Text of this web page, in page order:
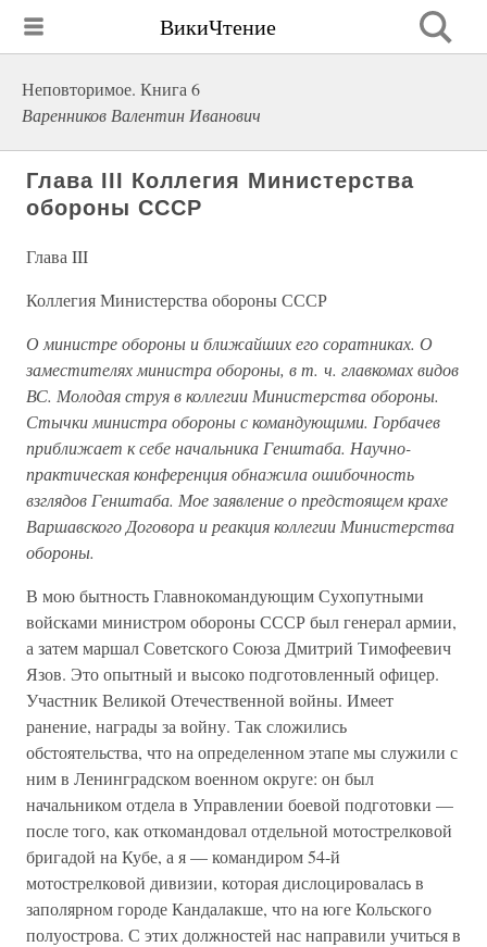
ВикиЧтение
Неповторимое. Книга 6
Варенников Валентин Иванович
Глава III Коллегия Министерства
обороны СССР
Глава III
Коллегия Министерства обороны СССР
О министре обороны и ближайших его соратниках. О
заместителях министра обороны, в т. ч. главкомах видов
ВС. Молодая струя в коллегии Министерства обороны.
Стычки министра обороны с командующими. Горбачев
приближает к себе начальника Генштаба. Научно-
практическая конференция обнажила ошибочность
взглядов Генштаба. Мое заявление о предстоящем крахе
Варшавского Договора и реакция коллегии Министерства
обороны.
В мою бытность Главнокомандующим Сухопутными
войсками министром обороны СССР был генерал армии,
а затем маршал Советского Союза Дмитрий Тимофеевич
Язов. Это опытный и высоко подготовленный офицер.
Участник Великой Отечественной войны. Имеет
ранение, награды за войну. Так сложились
обстоятельства, что на определенном этапе мы служили с
ним в Ленинградском военном округе: он был
начальником отдела в Управлении боевой подготовки —
после того, как откомандовал отдельной мотострелковой
бригадой на Кубе, а я — командиром 54-й
мотострелковой дивизии, которая дислоцировалась в
заполярном городе Кандалакше, что на юге Кольского
полуострова. С этих должностей нас направили учиться в